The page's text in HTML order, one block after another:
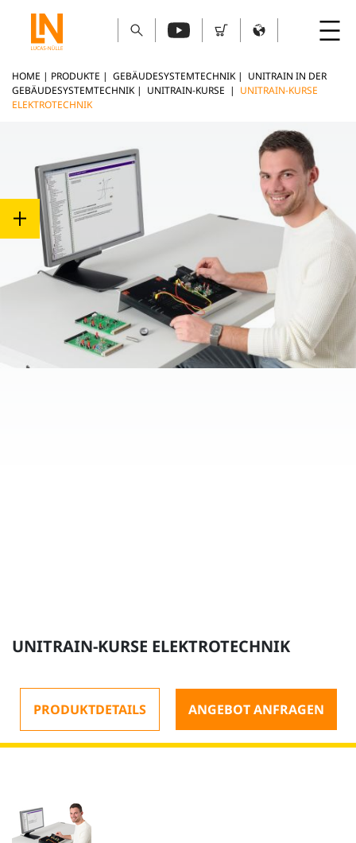
HOME | PRODUKTE | GEBÄUDESYSTEMTECHNIK | UNITRAIN IN DER
GEBÄUDESYSTEMTECHNIK | UNITRAIN-KURSE | UNITRAIN-KURSE
ELEKTROTECHNIK
UNITRAIN-KURSE ELEKTROTECHNIK
PRODUKTDETAILS ANGEBOT ANFRAGEN